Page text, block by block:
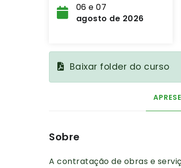
06 e 07
agosto de 2026
Baixar folder do curso
Sobre
A contratação de obras e